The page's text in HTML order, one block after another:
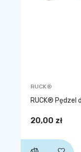
RUCK®
RUCK® Pędzel
20,00 zł